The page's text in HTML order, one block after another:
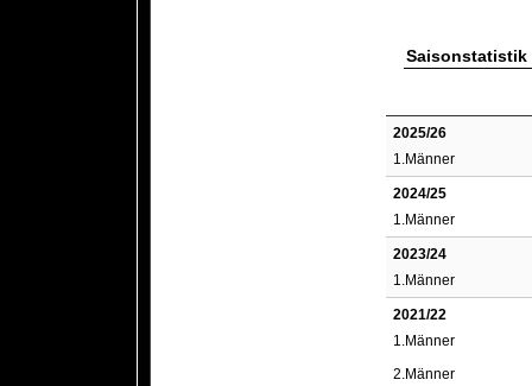
Saisonstatistik
2025/26
1.Männer
2024/25
1.Männer
2023/24
1.Männer
2021/22
1.Männer
2.Männer